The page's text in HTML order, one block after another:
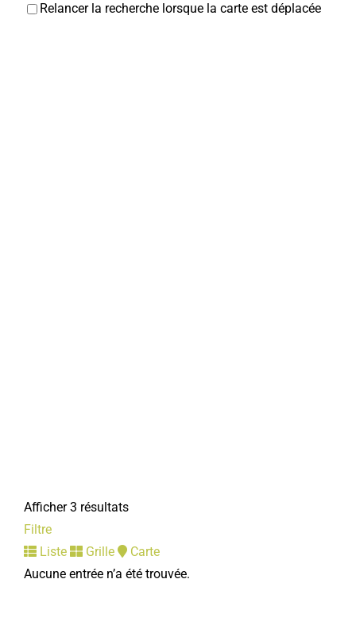
Relancer la recherche lorsque la carte est déplacée
Afficher 3 résultats
Filtre
Liste
Grille
Carte
Aucune entrée n’a été trouvée.